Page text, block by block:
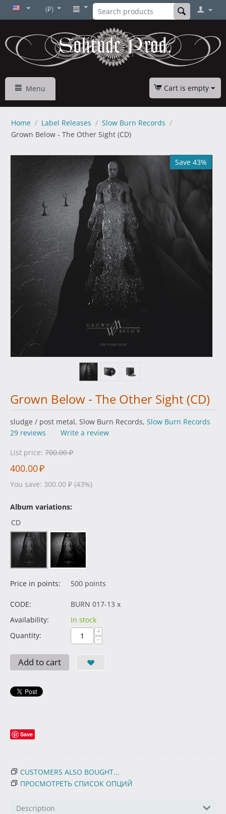
(₽)
Menu Cart is empty
Home / Label Releases / Slow Burn Records /
Grown Below - The Other Sight (CD)
Save 43%
Grown Below - The Other Sight (CD)
sludge / post metal, Slow Burn Records, Slow Burn Records
29 reviews
Write a review
List price: 700.00 ₽
400.00₽
You save: 300.00 ₽ (43%)
Album variations:
CD
Price in points: 500 points
CODE:
BURN 017-13 x
Availability:
In stock
Quantity:
+
−
Add to cart
Save
CUSTOMERS ALSO BOUGHT...
ПРОСМОТРЕТЬ СПИСОК ОПЦИЙ
Description